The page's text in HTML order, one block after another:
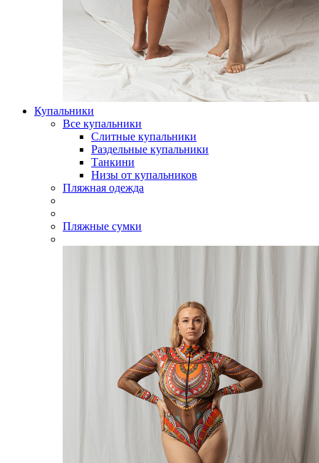
Купальники
Все купальники
Слитные купальники
Раздельные купальники
Танкини
Низы от купальников
Пляжная одежда
Пляжные сумки